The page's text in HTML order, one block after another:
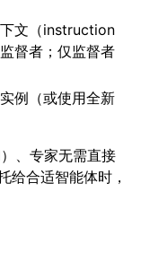
下文（instruction
督者；仅监督者
例（或使用全新
、专家无需直接
给合适智能体时，